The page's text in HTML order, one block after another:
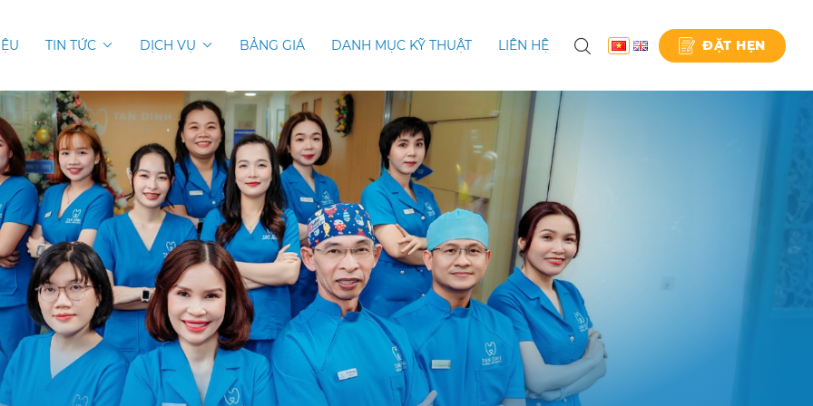
TIN TỨC DỊCH VỤ BẢNG GIÁ DANH MỤC KỸ THUẬT LIÊN HỆ ĐẶT HẸN